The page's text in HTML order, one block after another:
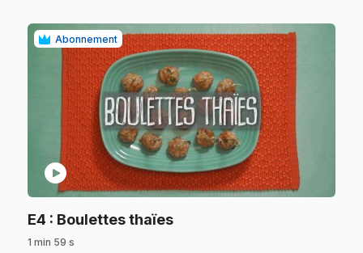
Abonnement
play_circle
E4 : Boulettes thaïes.
1 min 59 s